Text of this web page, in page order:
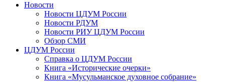
Новости
Новости ЦДУМ России
Новости РДУМ
Новости РИУ ЦДУМ России
Обзор СМИ
ЦДУМ России
Справка о ЦДУМ России
Книга «Исторические очерки»
Книга «Мусульманское духовное собрание»